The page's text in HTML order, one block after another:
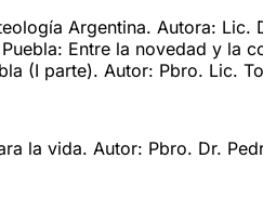
Argentina. Autora: Lic.
Entre la novedad y la
(I parte). Autor: Pbro. Lic.
la vida. Autor: Pbro. Dr.